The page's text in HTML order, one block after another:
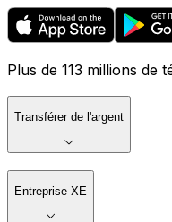
Plus de 113 millions de
Transférer de l'argent
Entreprise XE